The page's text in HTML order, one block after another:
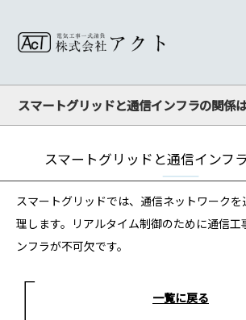
スマートグリッドと通信インフラの関係
スマートグリッドと通信インフ
スマートグリッドでは、通信ネットワーク
理します。リアルタイム制御のために通信工
ンフラが不可欠です。
一覧に戻る